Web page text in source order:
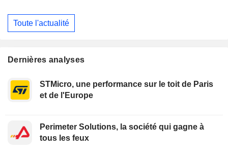
Toute l'actualité
Dernières analyses
STMicro, une performance sur le toit de Paris
et de l'Europe
Perimeter Solutions, la société qui gagne à
tous les feux